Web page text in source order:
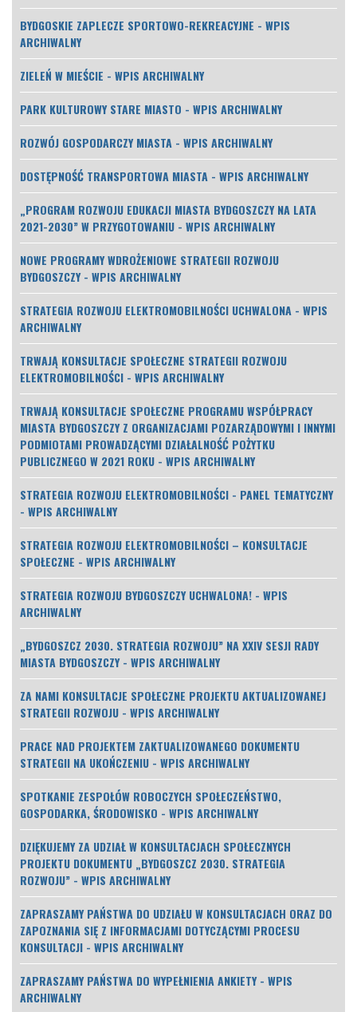
BYDGOSKIE ZAPLECZE SPORTOWO-REKREACYJNE - WPIS
ARCHIWALNY
ZIELEŃ W MIEŚCIE - WPIS ARCHIWALNY
PARK KULTUROWY STARE MIASTO - WPIS ARCHIWALNY
ROZWÓJ GOSPODARCZY MIASTA - WPIS ARCHIWALNY
DOSTĘPNOŚĆ TRANSPORTOWA MIASTA - WPIS ARCHIWALNY
„PROGRAM ROZWOJU EDUKACJI MIASTA BYDGOSZCZY NA LATA
2021-2030” W PRZYGOTOWANIU - WPIS ARCHIWALNY
NOWE PROGRAMY WDROŻENIOWE STRATEGII ROZWOJU
BYDGOSZCZY - WPIS ARCHIWALNY
STRATEGIA ROZWOJU ELEKTROMOBILNOŚCI UCHWALONA - WPIS
ARCHIWALNY
TRWAJĄ KONSULTACJE SPOŁECZNE STRATEGII ROZWOJU
ELEKTROMOBILNOŚCI - WPIS ARCHIWALNY
TRWAJĄ KONSULTACJE SPOŁECZNE PROGRAMU WSPÓŁPRACY
MIASTA BYDGOSZCZY Z ORGANIZACJAMI POZARZĄDOWYMI I INNYMI
PODMIOTAMI PROWADZĄCYMI DZIAŁALNOŚĆ POŻYTKU
PUBLICZNEGO W 2021 ROKU - WPIS ARCHIWALNY
STRATEGIA ROZWOJU ELEKTROMOBILNOŚCI - PANEL TEMATYCZNY
- WPIS ARCHIWALNY
STRATEGIA ROZWOJU ELEKTROMOBILNOŚCI – KONSULTACJE
SPOŁECZNE - WPIS ARCHIWALNY
STRATEGIA ROZWOJU BYDGOSZCZY UCHWALONA! - WPIS
ARCHIWALNY
„BYDGOSZCZ 2030. STRATEGIA ROZWOJU” NA XXIV SESJI RADY
MIASTA BYDGOSZCZY - WPIS ARCHIWALNY
ZA NAMI KONSULTACJE SPOŁECZNE PROJEKTU AKTUALIZOWANEJ
STRATEGII ROZWOJU - WPIS ARCHIWALNY
PRACE NAD PROJEKTEM ZAKTUALIZOWANEGO DOKUMENTU
STRATEGII NA UKOŃCZENIU - WPIS ARCHIWALNY
SPOTKANIE ZESPOŁÓW ROBOCZYCH SPOŁECZEŃSTWO,
GOSPODARKA, ŚRODOWISKO - WPIS ARCHIWALNY
DZIĘKUJEMY ZA UDZIAŁ W KONSULTACJACH SPOŁECZNYCH
PROJEKTU DOKUMENTU „BYDGOSZCZ 2030. STRATEGIA
ROZWOJU” - WPIS ARCHIWALNY
ZAPRASZAMY PAŃSTWA DO UDZIAŁU W KONSULTACJACH ORAZ DO
ZAPOZNANIA SIĘ Z INFORMACJAMI DOTYCZĄCYMI PROCESU
KONSULTACJI - WPIS ARCHIWALNY
ZAPRASZAMY PAŃSTWA DO WYPEŁNIENIA ANKIETY - WPIS
ARCHIWALNY